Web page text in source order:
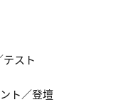
テスト
ト／登壇